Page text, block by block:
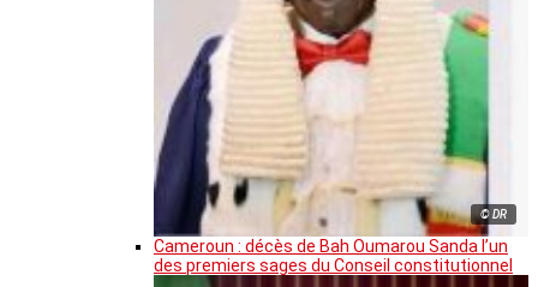
© DR
Cameroun : décès de Bah Oumarou Sanda l’un
des premiers sages du Conseil constitutionnel